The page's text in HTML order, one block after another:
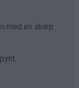
med en skarp